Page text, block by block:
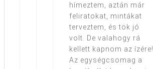
hímeztem, aztán már
feliratokat, mintákat
terveztem, és tök jó
volt. De valahogy rá
kellett kapnom az ízére!
Az egységcsomag a